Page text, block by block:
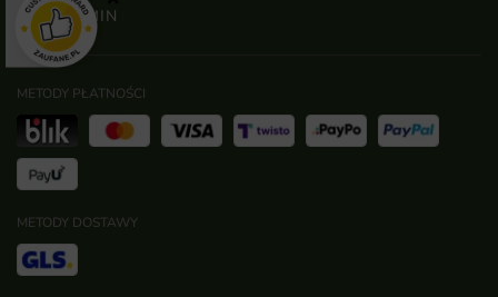
REGULAMIN
METODY PŁATNOŚCI
METODY DOSTAWY